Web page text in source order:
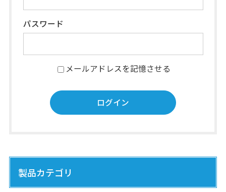
パスワード
メールアドレスを記憶させる
製品カテゴリ